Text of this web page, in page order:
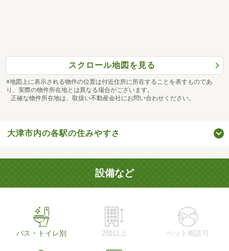
スクロール地図を見る
※地図上に表示される物件の位置は付近住所に所在することを表すものであ
り、実際の物件所在地とは異なる場合がございます。
正確な物件所在地は、取扱い不動産会社にお問い合わせください。
大津市内の各駅の住みやすさ
設備など
バス・トイレ別 2階以上 ペット相談可